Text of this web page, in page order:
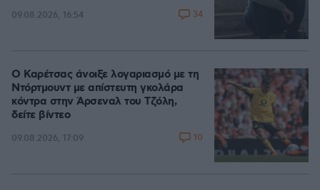
09.08.2026, 16:54 34
Ο Καρέτσας άνοιξε λογαριασμό με τη
Ντόρτμουντ με απίστευτη γκολάρα
κόντρα στην Άρσεναλ του Τζόλη,
δείτε βίντεο
09.08.2026, 17:09 10